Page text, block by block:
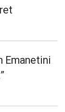
Emanetini